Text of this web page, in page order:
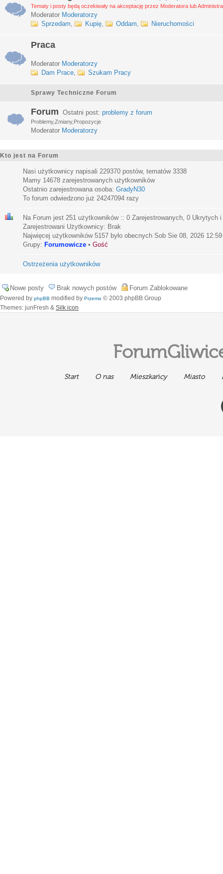
Tematy i posty będą oczekiwały na akceptację przez Moderatora lub
Moderator Moderatorzy
Sprzedam, Kupię, Oddam, Nieruchomości
Praca
Moderator Moderatorzy
Dam Prace, Szukam Pracy
Sprawy Techniczne Forum
Forum Ostatni post: problemy z forum
Problemy,Zmiany,Propozycje
Moderator Moderatorzy
Kto jest na Forum
Nasi użytkownicy napisali 229370 postów, tematów 3338
Mamy 14678 zarejestrowanych użytkowników
Ostatnio zarejestrowana osoba: GradyN30
To forum odwiedzono już 24247094 razy
Na Forum jest 251 użytkowników :: 0 Zarejestrowanych, 0 Ukrytych
Zarejestrowani Użytkownicy: Brak
Najwięcej użytkowników 5157 było obecnych Sob Sie 08, 2026 12:59
Grupy: Forumowicze • Gość
Ostrzeżenia użytkowników
Nowe posty Brak nowych postów Forum Zablokowane
Powered by phpBB modified by Przemo © 2003 phpBB Group
Themes: junFresh & Silk icon
Start O nas Mieszkańcy Miasto